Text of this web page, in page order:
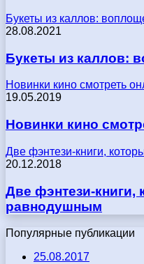
Букеты из каллов:
28.08.2021
Букеты из каллов:
Новинки кино смотреть
19.05.2019
Новинки кино
Две фэнтези-книги,
20.12.2018
Две фэнтези-книги,
равнодушным
Популярные публикации
25.08.2017